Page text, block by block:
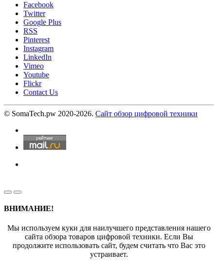
Facebook
Twitter
Google Plus
RSS
Pinterest
Instagram
LinkedIn
Vimeo
Youtube
Flickr
Contact Us
© SomaTech.pw 2020-2026. Сайт обзор цифровой техники
ВНИМАНИЕ!
Мы используем куки для наилучшего представления нашего
сайта обзора товаров цифровой техники. Если Вы
продолжите использовать сайт, будем считать что Вас это
устраивает.